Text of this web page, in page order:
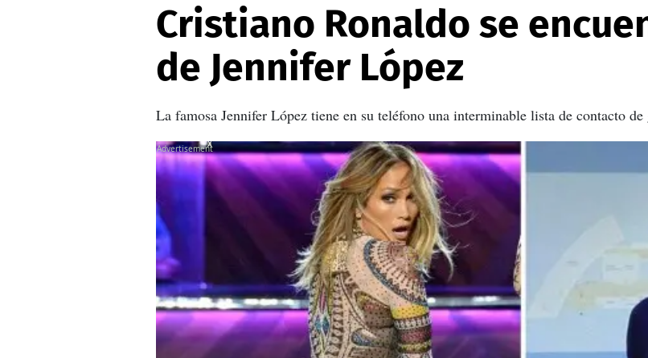
Cristiano Ronaldo se
de Jennifer López
La famosa Jennifer López tiene en su teléfono una interminable lista de contacto de
X